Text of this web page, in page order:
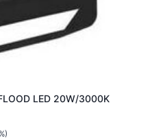
LED 20W/3000K